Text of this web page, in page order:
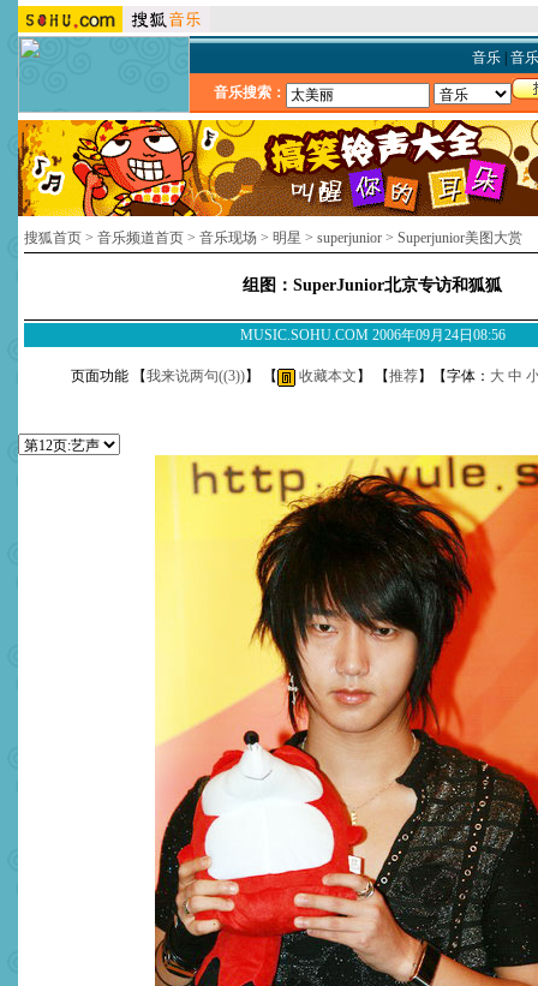
音乐| 音
音乐搜索：
搜狐首页 > 音乐频道首页 > 音乐现场 > 明星 > superjunior > Superjunior美图大赏
组图：SuperJunior北京专访和狐狐
MUSIC.SOHU.COM 2006年09月24日08:56
页面功能 【我来说两句((3))】 【 收藏本文 】 【推荐】【字体： 大 中